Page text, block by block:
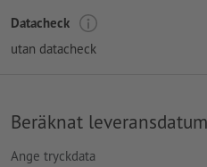
Datacheck
utan datacheck
Beräknat
Ange tryckdata